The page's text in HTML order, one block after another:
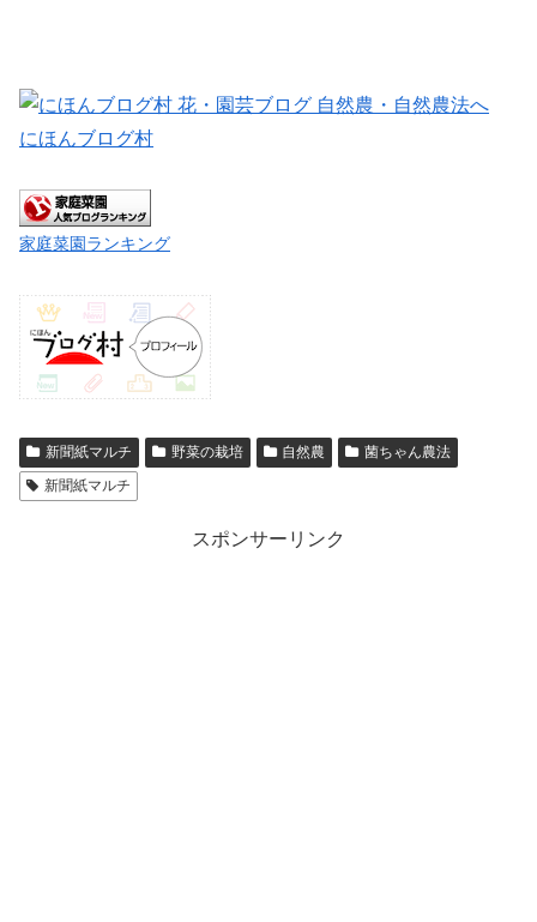
にほんブログ村
家庭菜園ランキング
新聞紙マルチ 野菜の栽培 自然農
菌ちゃん農法
新聞紙マルチ
スポンサーリンク